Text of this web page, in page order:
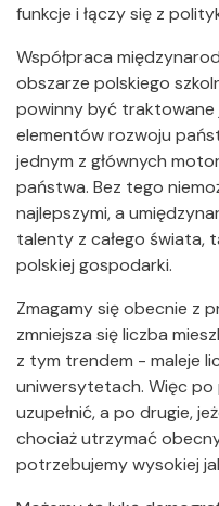
funkcje i łączy się z
Współpraca
obszarze polskiego
powinny być traktowane
elementów rozwoju
jednym z głównych
państwa. Bez tego
najlepszymi, a
talenty z całego świata,
polskiej gospodarki.
Zmagamy się obecnie z
zmniejsza się liczba
z tym trendem - maleje
uniwersytetach. Więc po
uzupełnić, a po drugie,
chociaż utrzymać
potrzebujemy wysokiej